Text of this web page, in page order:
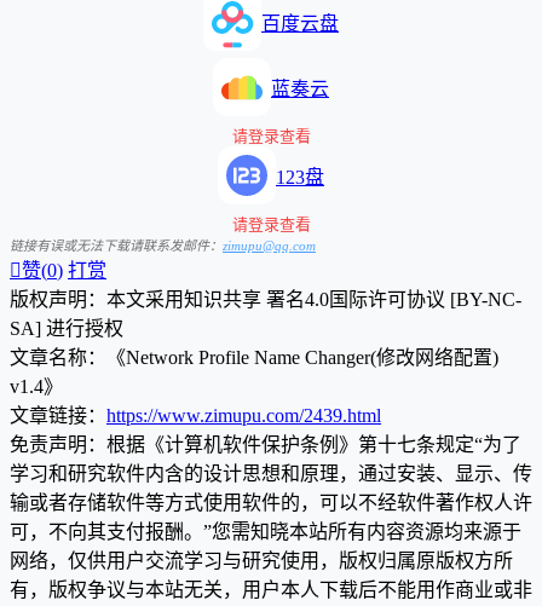
百度云盘
蓝奏云
请登录查看
123盘
请登录查看
链接有误或无法下载请联系发邮件： zimupu@qq.com
赞(0) 打赏
版权声明：本文采用知识共享 署名4.0国际许可协议 [BY-NC-
SA] 进行授权
文章名称：《Network Profile Name Changer(修改网络配置)
v1.4》
文章链接： https://www.zimupu.com/2439.html
免责声明：根据《计算机软件保护条例》第十七条规定“为了
学习和研究软件内含的设计思想和原理，通过安装、显示、传
输或者存储软件等方式使用软件的，可以不经软件著作权人许
可，不向其支付报酬。”您需知晓本站所有内容资源均来源于
网络，仅供用户交流学习与研究使用，版权归属原版权方所
有，版权争议与本站无关，用户本人下载后不能用作商业或非